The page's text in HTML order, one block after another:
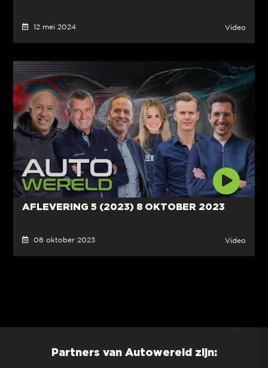
12 mei 2024 Video
AFLEVERING 5 (2023) 8 OKTOBER 2023
08 oktober 2023 Video
Partners van Autowereld zijn: